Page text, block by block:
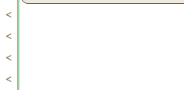
>
>
>
>